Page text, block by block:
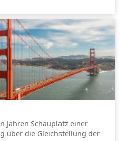
Jahren Schauplatz einer
über die Gleichstellung der